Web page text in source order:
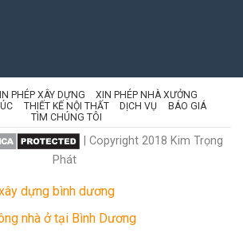
PHÉP XÂY DỰNG
XIN PHÉP NHÀ XƯỞNG
THIẾT KẾ NỘI THẤT DỊCH VỤ
BÁO GIÁ
TÌM CHÚNG TÔI
| Copyright 2018 Kim Trọng
Phát
dựng bình dương
nhà ở tại Bình Dương